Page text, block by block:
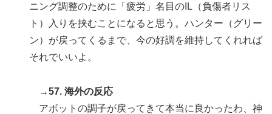
ニング調整のために「疲労」名目のIL（負傷者リス
ト）入りを挟むことになると思う。ハンター（グリー
ン）が戻ってくるまで、今の好調を維持してくれれば
それでいいよ。
→57. 海外の反応
アボットの調子が戻ってきて本当に良かったわ、神